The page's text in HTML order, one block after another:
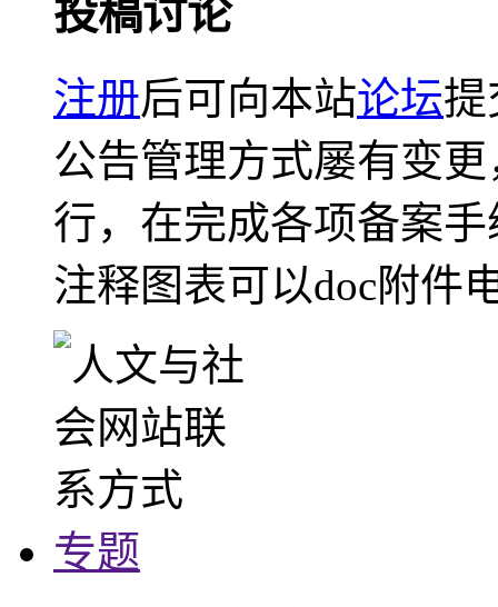
投稿讨论
注册后可向本站论坛提
公告管理方式屡有变
行，在完成各项备案
注释图表可以doc附件
专题